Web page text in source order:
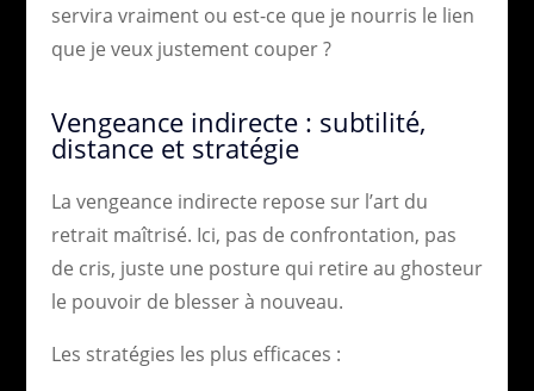
servira vraiment ou est-ce que je nourris le lien
que je veux justement couper ?
Vengeance indirecte : subtilité,
distance et stratégie
La vengeance indirecte repose sur l’art du
retrait maîtrisé. Ici, pas de confrontation, pas
de cris, juste une posture qui retire au ghosteur
le pouvoir de blesser à nouveau.
Les stratégies les plus efficaces :